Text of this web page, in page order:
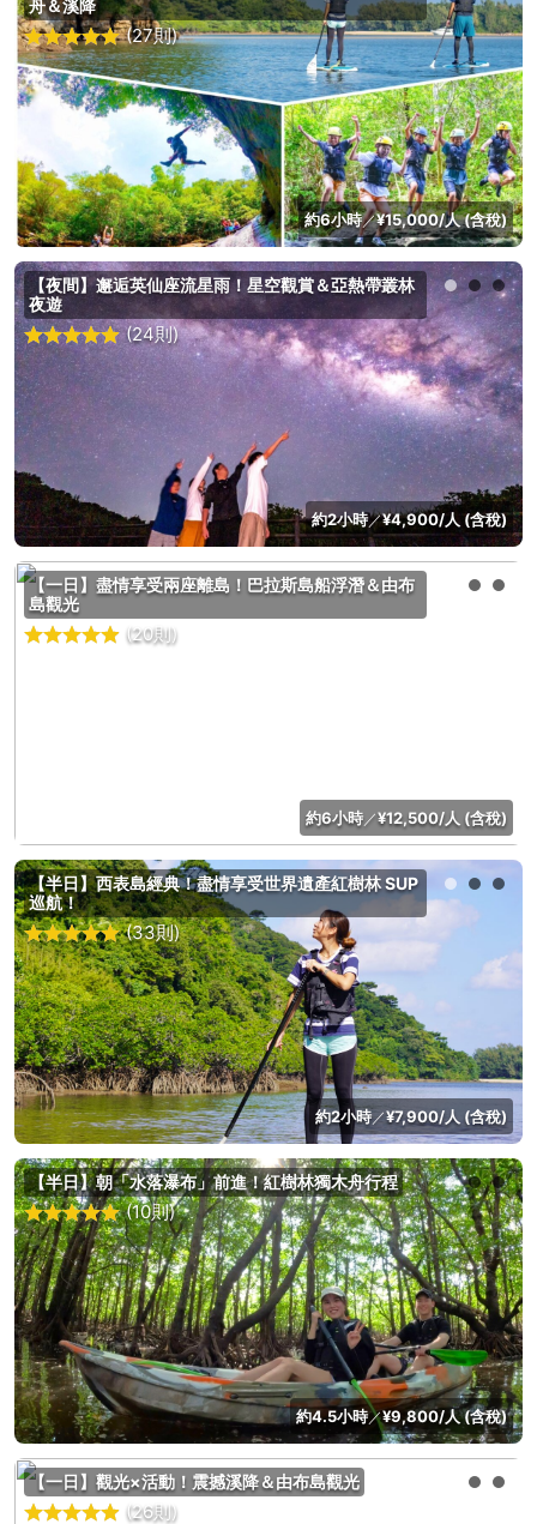
舟＆溪降
(27則)
約6小時／¥15,000/人 (含稅)
【夜間】邂逅英仙座流星雨！星空觀賞＆亞熱帶叢林
夜遊
(24則)
約2小時／¥4,900/人 (含稅)
【一日】盡情享受兩座離島！巴拉斯島船浮潛＆由布
島觀光
(20則)
約6小時 ／¥12,500/人 (含稅)
【半日】西表島經典！盡情享受世界遺產紅樹林 SUP
巡航！
(33則)
約2小時／¥7,900/人 (含稅)
【半日】朝「水落瀑布」前進！紅樹林獨木舟行程
(10則)
約4.5小時／¥9,800/人 (含稅)
【一日】觀光×活動！震撼溪降＆由布島觀光
(26則)